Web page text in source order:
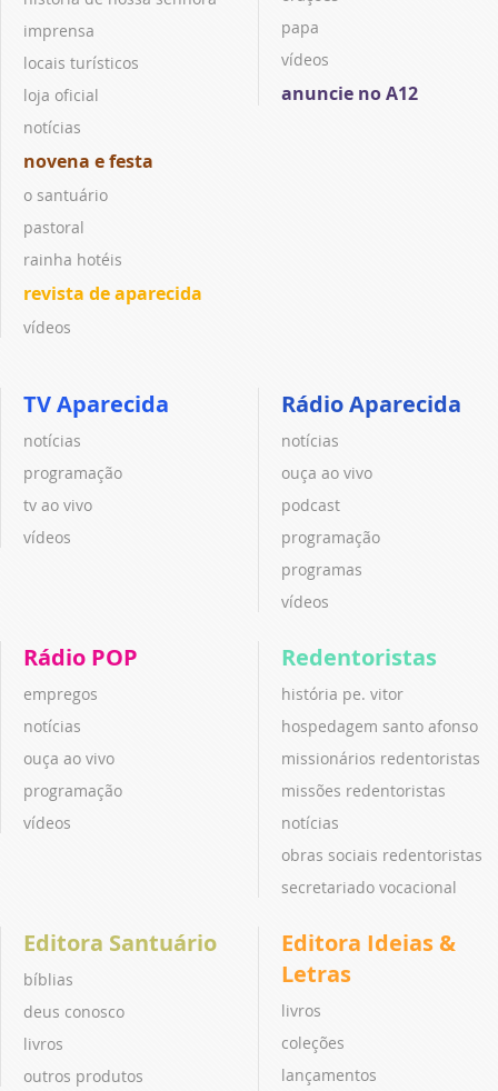
imprensa
locais turísticos
loja oficial
notícias
novena e festa
o santuário
pastoral
rainha hotéis
revista de aparecida
vídeos
papa
vídeos
anuncie no A12
TV Aparecida
notícias
programação
tv ao vivo
vídeos
Rádio Aparecida
notícias
ouça ao vivo
podcast
programação
programas
vídeos
Rádio POP
empregos
notícias
ouça ao vivo
programação
vídeos
Redentoristas
história pe. vitor
hospedagem santo afonso
missionários redentoristas
missões redentoristas
notícias
obras sociais redentoristas
secretariado vocacional
Editora Santuário
bíblias
deus conosco
livros
outros produtos
Editora Ideias &
Letras
livros
coleções
lançamentos